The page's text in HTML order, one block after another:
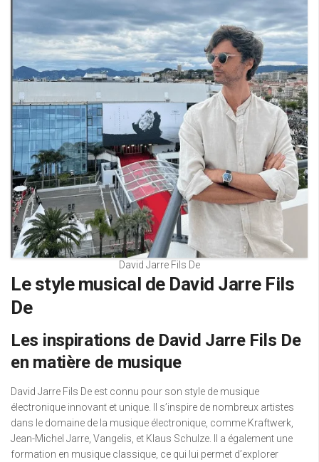
David Jarre Fils De
Le style musical de David Jarre Fils
De
Les inspirations de David Jarre Fils De
en matière de musique
David Jarre Fils De est connu pour son style de musique
électronique innovant et unique. Il s’inspire de nombreux artistes
dans le domaine de la musique électronique, comme Kraftwerk,
Jean-Michel Jarre, Vangelis, et Klaus Schulze. Il a également une
formation en musique classique, ce qui lui permet d’explorer